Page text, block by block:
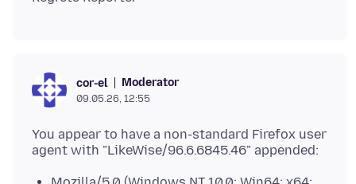
cor-el Moderator
09.05.26, 12:55
You appear to have a non-standard Firefox user